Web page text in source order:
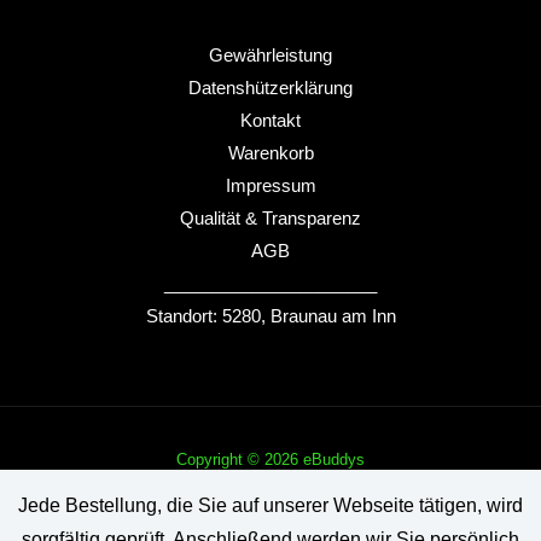
Jede Bestellung, die Sie auf unserer Webseite tätigen, wird
Gewährleistung
Datenshützerklärung
Kontakt
Warenkorb
Impressum
Qualität & Transparenz
AGB
Standort: 5280, Braunau am Inn
Copyright © 2026 eBuddys